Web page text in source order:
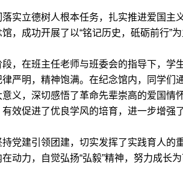
落实立德树人根本任务，扎实推进爱国
，成功开展了以“铭记历史，砥砺前行”
，在班主任老师与班委会的指导下，学
律严明，精神饱满。在纪念馆内，同学
义，深切感悟了革命先辈崇高的爱国情
效促进了优良学风的培育，进一步增强
党建引领团建，切实发挥了实践育人的
动力，自觉弘扬“弘毅”精神，努力成长